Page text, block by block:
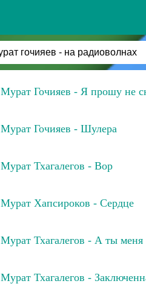
Мурат Гочияев - Я прошу не
Мурат Гочияев - Шулера
Мурат Тхагалегов - Вор
Мурат Хапсироков - Сердце
Мурат Тхагалегов - А ты меня
Мурат Тхагалегов -